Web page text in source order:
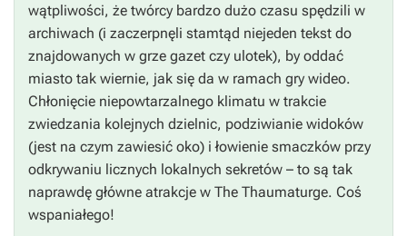
wątpliwości, że twórcy bardzo dużo czasu spędzili w
archiwach (i zaczerpnęli stamtąd niejeden tekst do
znajdowanych w grze gazet czy ulotek), by oddać
miasto tak wiernie, jak się da w ramach gry wideo.
Chłonięcie niepowtarzalnego klimatu w trakcie
zwiedzania kolejnych dzielnic, podziwianie widoków
(jest na czym zawiesić oko) i łowienie smaczków przy
odkrywaniu licznych lokalnych sekretów – to są tak
naprawdę główne atrakcje w The Thaumaturge. Coś
wspaniałego!